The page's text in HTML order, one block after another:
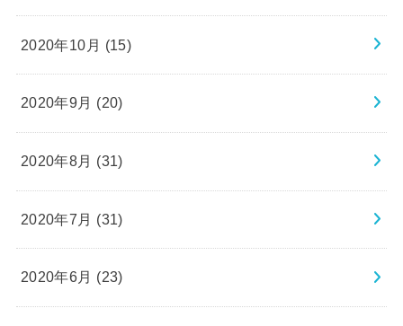
2020年10月 (15)
2020年9月 (20)
2020年8月 (31)
2020年7月 (31)
2020年6月 (23)